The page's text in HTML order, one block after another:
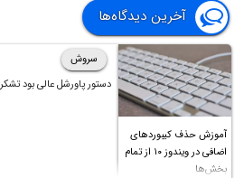
آخرین دیدگاه‌ها
آموزش حذف کیبوردهای
اضافی در ویندوز ۱۰ از تمام
بخش‌ها
سروش
دستور پاورشل عالی بود تشکر